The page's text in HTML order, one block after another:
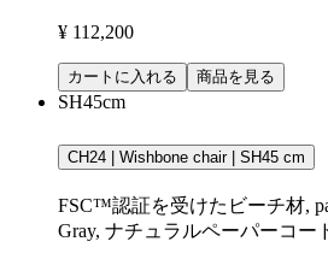
¥ 112,200
カートに入れる 商品を見る
SH45cm
CH24 | Wishbone chair | SH45 cm
FSC™認証を受けたビーチ材,
Gray, ナチュラルペーパーコー